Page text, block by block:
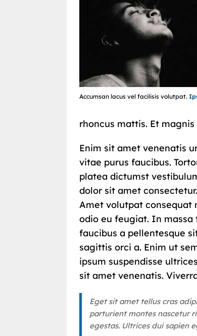
Accumsan lacus vel facilisis volutpat.
rhoncus mattis. Et
Enim sit amet venenatis
vitae purus faucibus.
platea dictumst
dolor sit amet
Amet volutpat consequat
odio eu feugiat. In
faucibus a pellentesque
sagittis orci a. Enim ut
ipsum suspendisse
sit amet venenatis.
Eget sit amet tellus cras
parturient montes nascetur
egestas. Ultrices dui sapien